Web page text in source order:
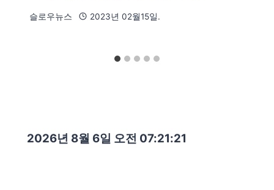
슬로우뉴스 2023년 02월15일.
2026년 8월 6일 오전 07:21:22